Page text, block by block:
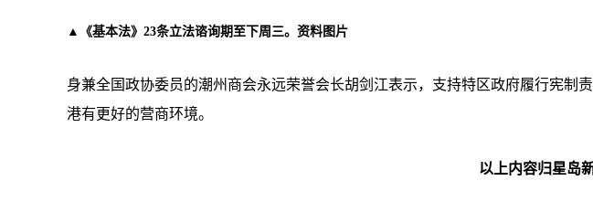
▲《基本法》23条立法谘询期至下周三。资料图片
身兼全国政协委员的潮州商会永远荣誉会长胡剑江表示，支持特区政府履行宪制
港有更好的营商环境。
以上内容归星岛